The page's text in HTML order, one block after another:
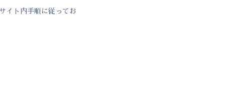
イト内手順に従ってお